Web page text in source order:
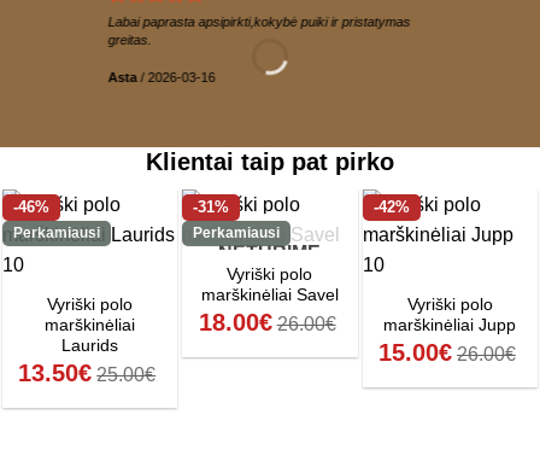
Labai paprasta apsipirkti,kokybė puiki ir pristatymas
greitas.
Asta / 2026-03-16
Klientai taip pat pirko
-46%
Perkamiausi
Vyriški polo
marškinėliai
Laurids
13.50€ 25.00€
-31%
Perkamiausi
NETURIME
Vyriški polo
marškinėliai Savel
18.00€ 26.00€
-42%
Vyriški polo
marškinėliai Jupp
15.00€ 26.00€